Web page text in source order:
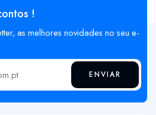
!
as melhores novidades no seu e-
ENVIAR